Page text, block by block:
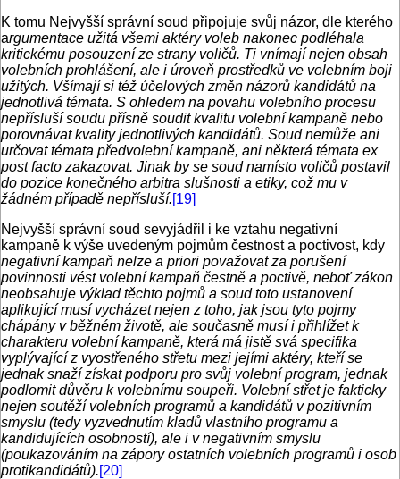
K tomu Nejvyšší správní soud připojuje svůj názor, dle kterého
argumentace užitá všemi aktéry voleb nakonec podléhala
kritickému posouzení ze strany voličů. Ti vnímají nejen obsah
volebních prohlášení, ale i úroveň prostředků ve volebním boji
užitých. Všímají si též účelových změn názorů kandidátů na
jednotlivá témata. S ohledem na povahu volebního procesu
nepřísluší soudu přísně soudit kvalitu volební kampaně nebo
porovnávat kvality jednotlivých kandidátů. Soud nemůže ani
určovat témata předvolební kampaně, ani některá témata ex
post facto zakazovat. Jinak by se soud namísto voličů postavil
do pozice konečného arbitra slušnosti a etiky, což mu v
žádném případě nepřísluší.[19]
Nejvyšší správní soud sevyjádřil i ke vztahu negativní
kampaně k výše uvedeným pojmům čestnost a poctivost, kdy
negativní kampaň nelze a priori považovat za porušení
povinnosti vést volební kampaň čestně a poctivě, neboť zákon
neobsahuje výklad těchto pojmů a soud toto ustanovení
aplikující musí vycházet nejen z toho, jak jsou tyto pojmy
chápány v běžném životě, ale současně musí i přihlížet k
charakteru volební kampaně, která má jistě svá specifika
vyplývající z vyostřeného střetu mezi jejími aktéry, kteří se
jednak snaží získat podporu pro svůj volební program, jednak
podlomit důvěru k volebnímu soupeři. Volební střet je fakticky
nejen soutěží volebních programů a kandidátů v pozitivním
smyslu (tedy vyzvednutím kladů vlastního programu a
kandidujících osobností), ale i v negativním smyslu
(poukazováním na zápory ostatních volebních programů i osob
protikandidátů).[20]